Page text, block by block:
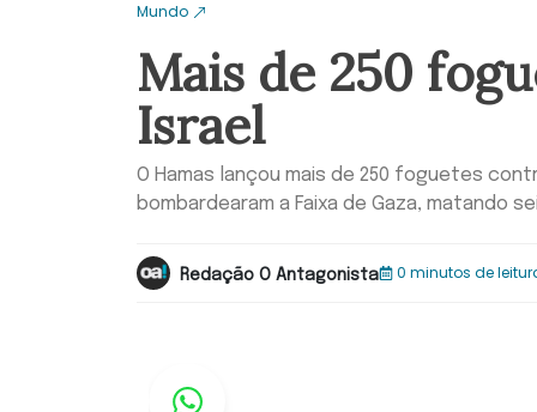
Mundo
Mais de 250
Israel
O Hamas lançou mais de 250 foguetes
bombardearam a Faixa de Gaza, matando
Redação O Antagonista 0 minutos de